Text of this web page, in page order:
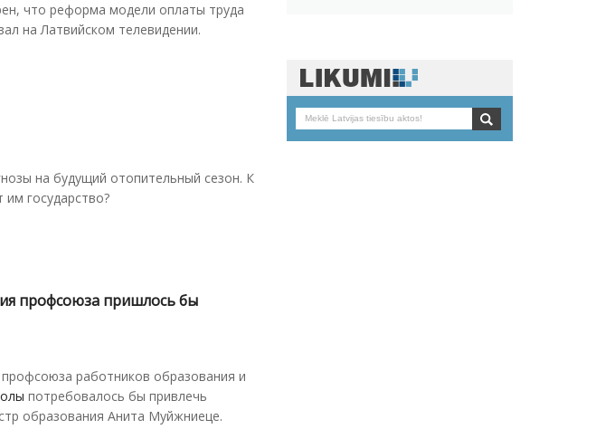
что реформа модели оплаты труда
на Латвийском телевидении.
на будущий отопительный сезон. К
государство?
профсоюза пришлось бы
работников образования и
потребовалось бы привлечь
образования Анита Муйжниеце.